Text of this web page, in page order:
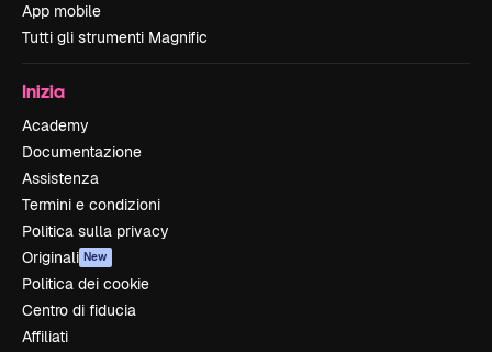
App mobile
Tutti gli strumenti Magnific
Inizia
Academy
Documentazione
Assistenza
Termini e condizioni
Politica sulla privacy
Originali New
Politica dei cookie
Centro di fiducia
Affiliati